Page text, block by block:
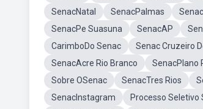
SenacNatal
SenacPalmas
SenacPe Suasuna
SenacAP
CarimboDo Senac
Senac Cruzeiro
SenacAcre Rio Branco
SenacPlano
Sobre OSenac
SenacTres Rios
SenacInstagram
Processo Seletivo